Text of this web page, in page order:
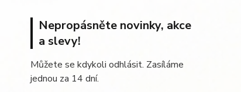
Nepropásněte novinky, akce
a slevy!
Můžete se kdykoli odhlásit. Zasíláme
jednou za 14 dní.